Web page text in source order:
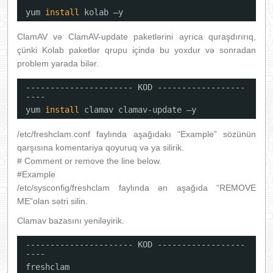
yum install kolab –y
ClamAV və ClamAV-update paketlərini ayrıca quraşdırırıq,
çünki Kolab paketlər qrupu içində bu yoxdur və sonradan
problem yarada bilər.
---------------------- KOD ------------------
----
yum install clamav clamav-update –y
/etc/freshclam.conf faylında aşağıdakı “Example” sözünün
qarşısına komentariya qoyuruq və ya silirik.
# Comment or remove the line below.
#Example
/etc/sysconfig/freshclam faylında ən aşağıda “REMOVE
ME”olan sətri silin.
Clamav bazasını yeniləyirik.
---------------------- KOD ------------------
----
freshclam